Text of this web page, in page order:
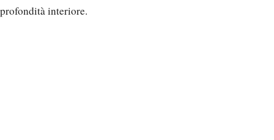
profondità interiore.